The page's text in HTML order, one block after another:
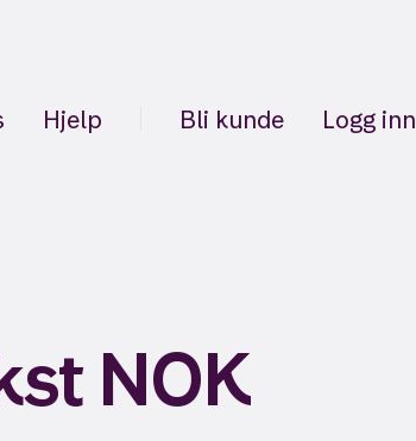
Hjelp Bli kunde Logg inn
NOK